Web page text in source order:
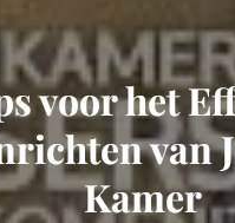
voor het
van
Kamer